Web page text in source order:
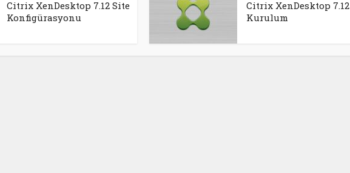
Citrix XenDesktop 7.12 Site
Konfigürasyonu
Citrix XenDesktop 7.12
Kurulum